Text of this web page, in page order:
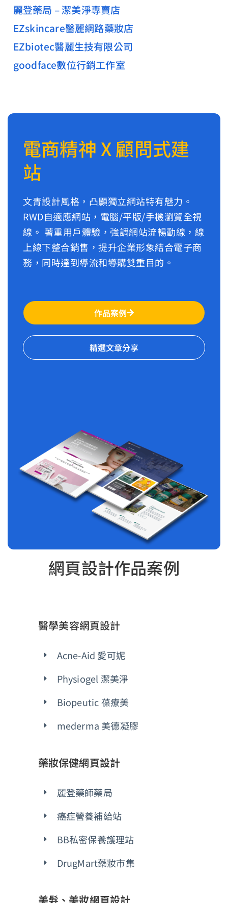
麗登藥局 – 潔美淨專賣店
EZskincare醫麗網路藥妝店
EZbiotec醫麗生技有限公司
goodface數位行銷工作室
電商精神 X 顧問式建
站
文青設計風格，凸顯獨立網站特有魅力。
RWD自適應網站，電腦/平版/手機瀏覽全視
線。 著重用戶體驗，強調網站流暢動線，線
上線下整合銷售，提升企業形象結合電子商
務，同時達到導流和導購雙重目的。
作品案例
精選文章分享
網頁設計作品案例
醫學美容網頁設計
Acne-Aid 愛可妮
Physiogel 潔美淨
Biopeutic 葆療美
mederma 美德凝膠
藥妝保健網頁設計
麗登藥師藥局
癌症營養補給站
BB私密保養護理站
DrugMart藥妝市集
美髮、美妝網頁設計